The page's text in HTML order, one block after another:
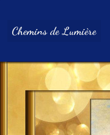
Chemins de Lumière